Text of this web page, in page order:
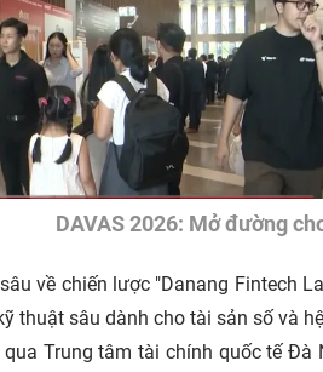
DAVAS 2026: Mở đường
về chiến lược "Danang Fintech
thuật sâu dành cho tài sản số và
Trung tâm tài chính quốc tế